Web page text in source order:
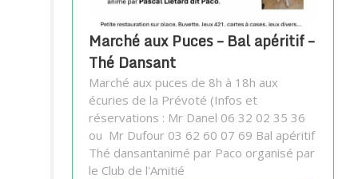
Marché aux Puces – Bal apéritif –
Thé Dansant
Marché aux puces de 8h à 18h aux
écuries de la Prévoté (Infos et
réservations : Mr Danel 06 32 02 35 36
ou Mr Dufour 03 62 60 07 69 Bal apéritif
Thé dansantanimé par Paco organisé par
le Club de l'Amitié